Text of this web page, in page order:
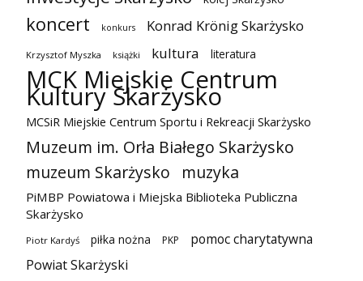
koncert konkurs Konrad Krönig Skarżysko
Krzysztof Myszka książki kultura literatura
MCK Miejskie Centrum
Kultury Skarżysko
MCSiR Miejskie Centrum Sportu i Rekreacji Skarżysko
Muzeum im. Orła Białego Skarżysko
muzeum Skarżysko
muzyka
PiMBP Powiatowa i Miejska Biblioteka Publiczna
Skarżysko
Piotr Kardyś piłka nożna PKP
pomoc charytatywna
Powiat Skarżyski